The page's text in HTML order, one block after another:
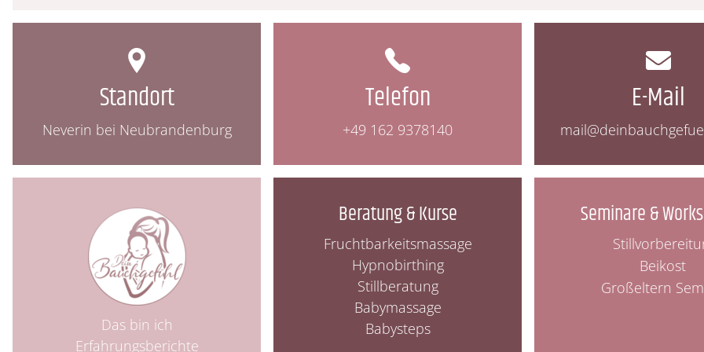
Standort
Neverin bei Neubrandenburg
Telefon
+49 162 9378140
E-Mail
Das bin ich
Erfahrungsberichte
Beratung & Kurse
Fruchtbarkeitsmassage
Hypnobirthing
Stillberatung
Babymassage
Babysteps
Seminare &
Beikost
Großeltern